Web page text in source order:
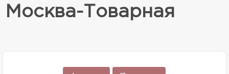
Москва-Товарная